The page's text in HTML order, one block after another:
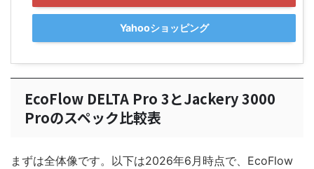
Yahooショッピング
EcoFlow DELTA Pro 3とJackery 3000
Proのスペック比較表
まずは全体像です。以下は2026年6月時点で、EcoFlow